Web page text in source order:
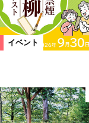
イベント